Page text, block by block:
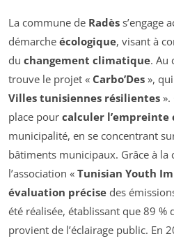
La commune de Radès s’engage
démarche écologique, visant à
du changement climatique. Au
trouve le projet « Carbo’Des »,
Villes tunisiennes résilientes ».
place pour calculer l’empreinte
municipalité, en se concentrant
bâtiments municipaux. Grâce à
l’association « Tunisian Youth
évaluation précise des
été réalisée, établissant que 89 %
provient de l’éclairage public. En